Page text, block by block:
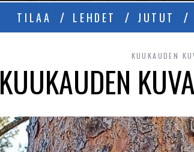
TILAA LEHDET JUTUT
KUUKAUDEN
KUUKAUDEN